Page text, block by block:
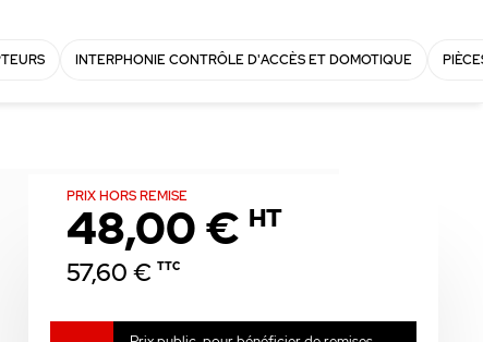
INTERPHONIE CONTRÔLE D'ACCÈS ET DOMOTIQUE
PRIX HORS REMISE
48,00 € HT
57,60 € TTC